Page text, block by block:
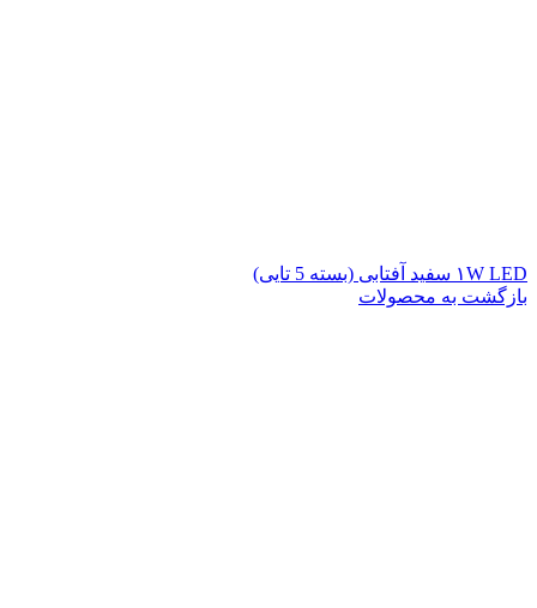
۱W LED سفید آفتابی (بسته 5 تایی)
بازگشت به محصولات